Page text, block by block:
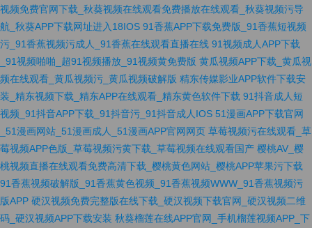
视频免费官网下载_秋葵视频在线观看免费播放在线观看_秋葵视频污导
航_秋葵APP下载网址进入18IOS 91香蕉APP下载免费版_91香蕉短视频
污_91香蕉视频污成人_91香蕉在线观看直播在线 91视频成人APP下载
_91视频啪啪_超91视频播放_91视频黄免费版 黄瓜视频APP下载_黄瓜视
频在线观看_黄瓜视频污_黄瓜视频破解版 精东传媒影业APP软件下载安
装_精东视频下载_精东APP在线观看_精东黄色软件下载 91抖音成人短
视频_91抖音APP下载_91抖音污_91抖音成人IOS 51漫画APP下载官网
_51漫画网站_51漫画成人_51漫画APP官网网页 草莓视频污在线观看_草
莓视频APP色版_草莓视频污黄下载_草莓视频在线观看国产 樱桃AV_樱
桃视频直播在线观看免费高清下载_樱桃黄色网站_樱桃APP苹果污下载
91香蕉视频破解版_91香蕉黄色视频_91香蕉视频WWW_91香蕉视频污
版APP 硬汉视频免费完整版在线下载_硬汉视频下载官网_硬汉视频二维
码_硬汉视频APP下载安装 秋葵榴莲在线APP官网_手机榴莲视频APP_下